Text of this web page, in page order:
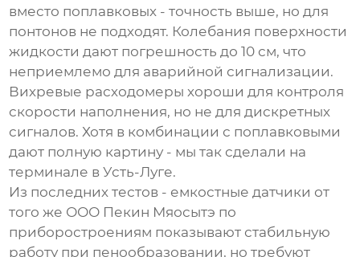
вместо поплавковых - точность выше, но для
понтонов не подходят. Колебания поверхности
жидкости дают погрешность до 10 см, что
неприемлемо для аварийной сигнализации.
Вихревые расходомеры хороши для контроля
скорости наполнения, но не для дискретных
сигналов. Хотя в комбинации с поплавковыми
дают полную картину - мы так сделали на
терминале в Усть-Луге.
Из последних тестов - емкостные датчики от
того же ООО Пекин Мяосытэ по
приборостроениям показывают стабильную
работу при пенообразовании, но требуют